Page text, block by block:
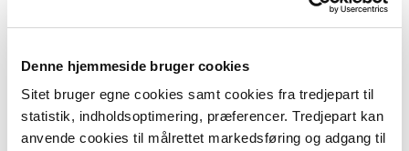
Denne hjemmeside bruger cookies
Sitet bruger egne cookies samt cookies fra tredjepart til
statistik, indholdsoptimering, præferencer. Tredjepart kan
anvende cookies til målrettet markedsføring og adgang til
bestemme produktionsåret på min
brændeovn?